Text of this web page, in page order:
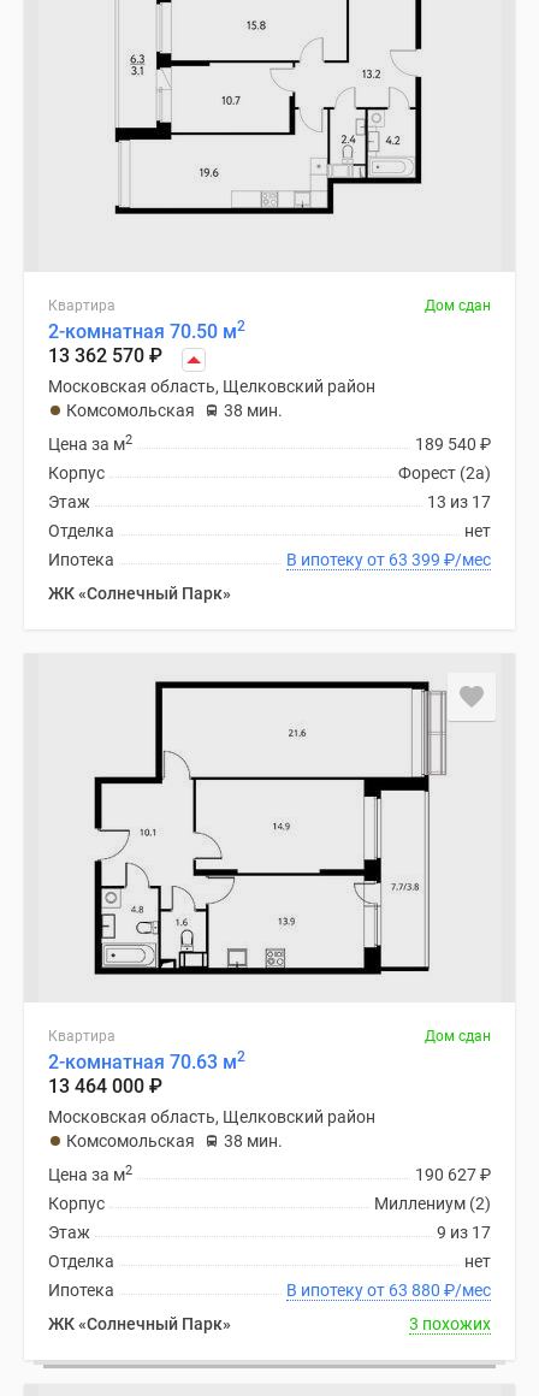
Квартира Дом сдан
2-комнатная 70.50 м2
13 362 570 ₽
Московская область, Щелковский район
Комсомольская
38 мин.
189 540 ₽
Цена за м2
Форест (2а)
Корпус
13 из 17
Этаж
нет
Отделка
В ипотеку от 63 399 ₽/мес
Ипотека
ЖК «Солнечный Парк»
Квартира Дом сдан
2-комнатная 70.63 м2
13 464 000 ₽
Московская область, Щелковский район
Комсомольская
38 мин.
190 627₽
Цена за м2
Миллениум (2)
Корпус
9 из 17
Этаж
нет
Отделка
В ипотеку от 63 880 ₽/мес
Ипотека
ЖК «Солнечный Парк»
3 похожих